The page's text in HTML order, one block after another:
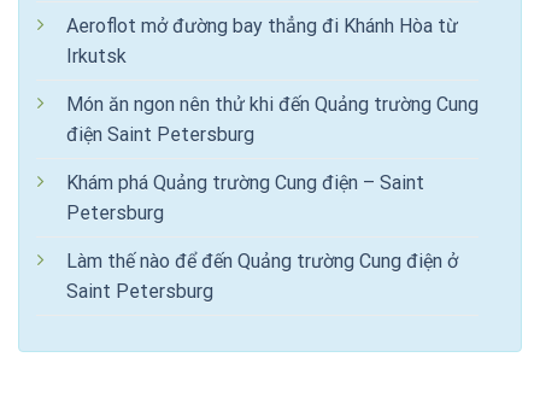
Aeroflot mở đường bay thẳng đi Khánh Hòa từ
Irkutsk
Món ăn ngon nên thử khi đến Quảng trường Cung
điện Saint Petersburg
Khám phá Quảng trường Cung điện – Saint
Petersburg
Làm thế nào để đến Quảng trường Cung điện ở
Saint Petersburg